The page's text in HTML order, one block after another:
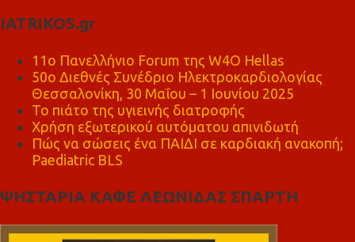
IATRIKOS.gr
11ο Πανελλήνιο Forum της W4O Hellas
50ο Διεθνές Συνέδριο Ηλεκτροκαρδιολογίας
Θεσσαλονίκη, 30 Μαΐου – 1 Ιουνίου 2025
Το πιάτο της υγιεινής διατροφής
Χρήση εξωτερικού αυτόματου απινιδωτή
Πώς να σώσεις ένα ΠΑΙΔΙ σε καρδιακή ανακοπή;
Paediatric BLS
ΨΗΣΤΑΡΙΑ ΚΑΦΕ ΛΕΩΝΙΔΑΣ ΣΠΑΡΤΗ